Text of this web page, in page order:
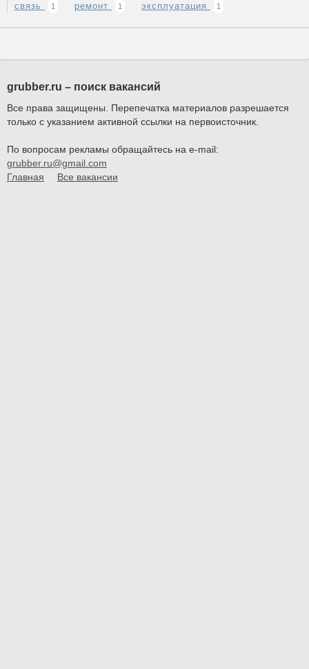
связь 1 ремонт 1 эксплуатация 1
grubber.ru – поиск вакансий
Все права защищены. Перепечатка материалов разрешается
только с указанием активной ссылки на первоисточник.
По вопросам рекламы обращайтесь на e-mail:
grubber.ru@gmail.com
Главная
Все вакансии